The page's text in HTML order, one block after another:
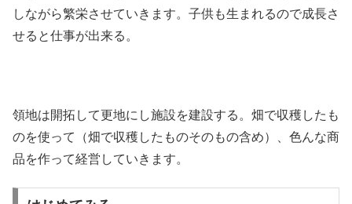
しながら繁栄させていきます。子供も生まれるので成長さ
せると仕事が出来る。
領地は開拓して更地にし施設を建設する。畑で収穫したも
のを使って（畑で収穫したものそのもの含め）、色んな商
品を作って経営していきます。